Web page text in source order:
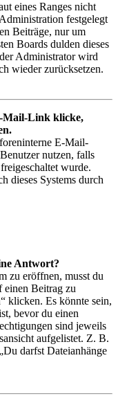
eines Ranges nicht
festgelegt
Beiträge, nur um
Boards dulden dieses
Administrator wird
wieder zurücksetzen.
Mail-Link klicke,
E-Mail-
nutzen, falls
wurde.
dieses Systems durch
Antwort?
zu eröffnen, musst du
einen Beitrag zu
klicken. Es könnte sein,
bevor du einen
sind jeweils
aufgelistet. Z. B.
darfst Dateianhänge